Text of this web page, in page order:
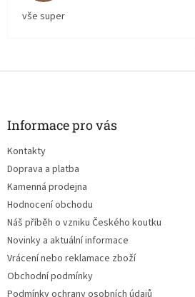
vše super
Informace pro vás
Kontakty
Doprava a platba
Kamenná prodejna
Hodnocení obchodu
Náš příběh o vzniku Českého koutku
Novinky a aktuální informace
Vrácení nebo reklamace zboží
Obchodní podmínky